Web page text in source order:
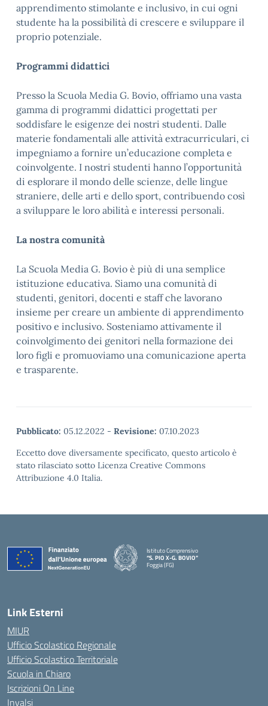
apprendimento stimolante e inclusivo, in cui ogni
studente ha la possibilità di crescere e sviluppare il
proprio potenziale.
Programmi didattici
Presso la Scuola Media G. Bovio, offriamo una vasta
gamma di programmi didattici progettati per
soddisfare le esigenze dei nostri studenti. Dalle
materie fondamentali alle attività extracurriculari, ci
impegniamo a fornire un’educazione completa e
coinvolgente. I nostri studenti hanno l’opportunità
di esplorare il mondo delle scienze, delle lingue
straniere, delle arti e dello sport, contribuendo così
a sviluppare le loro abilità e interessi personali.
La nostra comunità
La Scuola Media G. Bovio è più di una semplice
istituzione educativa. Siamo una comunità di
studenti, genitori, docenti e staff che lavorano
insieme per creare un ambiente di apprendimento
positivo e inclusivo. Sosteniamo attivamente il
coinvolgimento dei genitori nella formazione dei
loro figli e promuoviamo una comunicazione aperta
e trasparente.
Pubblicato: 05.12.2022 - Revisione: 07.10.2023
Eccetto dove diversamente specificato, questo articolo è
stato rilasciato sotto Licenza Creative Commons
Attribuzione 4.0 Italia.
Istituto Comprensivo
“S. PIO X-G. BOVIO”
Foggia (FG)
— Visita la pagina iniziale della scuola
Link Esterni
MIUR
Ufficio Scolastico Regionale
Ufficio Scolastico Territoriale
Scuola in Chiaro
Iscrizioni On Line
Invalsi